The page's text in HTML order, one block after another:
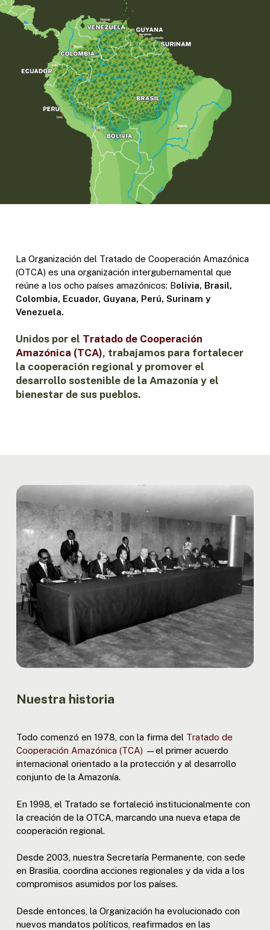
La Organización del Tratado de Cooperación Amazónica
(OTCA) es una organización intergubernamental que
reúne a los ocho países amazónicos: Bolivia, Brasil,
Colombia, Ecuador, Guyana, Perú, Surinam y
Venezuela.
Unidos por el Tratado de Cooperación
Amazónica (TCA), trabajamos para fortalecer
la cooperación regional y promover el
desarrollo sostenible de la Amazonía y el
bienestar de sus pueblos.
Nuestra historia
Todo comenzó en 1978, con la firma del Tratado de
Cooperación Amazónica (TCA) —el primer acuerdo
internacional orientado a la protección y al desarrollo
conjunto de la Amazonía.
En 1998, el Tratado se fortaleció institucionalmente con
la creación de la OTCA, marcando una nueva etapa de
cooperación regional.
Desde 2003, nuestra Secretaría Permanente, con sede
en Brasilia, coordina acciones regionales y da vida a los
compromisos asumidos por los países.
Desde entonces, la Organización ha evolucionado con
nuevos mandatos políticos, reafirmados en las